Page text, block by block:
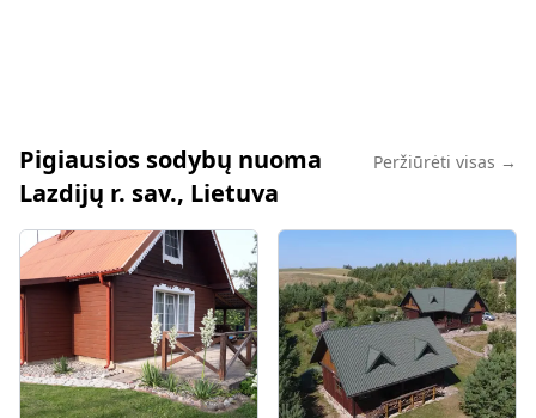
Pigiausios sodybų nuoma
Lazdijų r. sav., Lietuva
Peržiūrėti visas →